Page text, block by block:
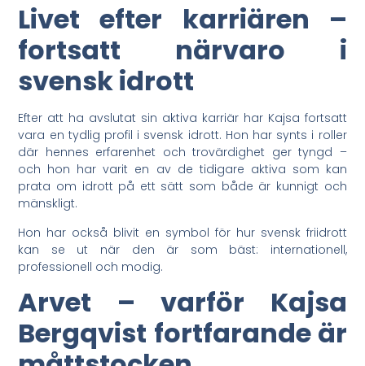
Livet efter karriären –
fortsatt närvaro i
svensk idrott
Efter att ha avslutat sin aktiva karriär har Kajsa fortsatt
vara en tydlig profil i svensk idrott. Hon har synts i roller
där hennes erfarenhet och trovärdighet ger tyngd –
och hon har varit en av de tidigare aktiva som kan
prata om idrott på ett sätt som både är kunnigt och
mänskligt.
Hon har också blivit en symbol för hur svensk friidrott
kan se ut när den är som bäst: internationell,
professionell och modig.
Arvet – varför Kajsa
Bergqvist fortfarande är